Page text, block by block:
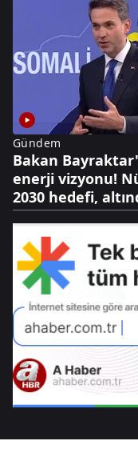
Gündem
Bakan
enerji vizyonu!
2030 hedefi,
dolarlık hazine